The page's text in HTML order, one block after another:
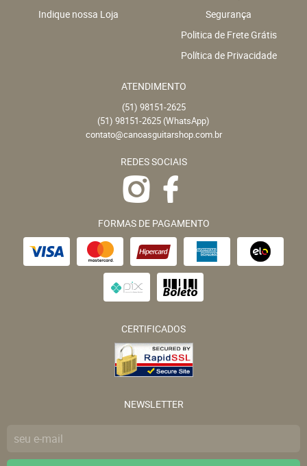
Indique nossa Loja
Segurança
Politica de Frete Grátis
Política de Privacidade
ATENDIMENTO
(51) 98151-2625
(51) 98151-2625 (WhatsApp)
contato@canoasguitarshop.com.br
REDES SOCIAIS
FORMAS DE PAGAMENTO
CERTIFICADOS
NEWSLETTER